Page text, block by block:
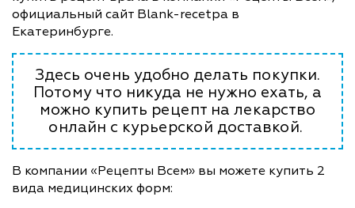
официальный сайт Blank-recetpa в
Екатеринбурге.
Здесь очень удобно делать покупки.
Потому что никуда не нужно ехать, а
можно купить рецепт на лекарство
онлайн с курьерской доставкой.
В компании «Рецепты Всем» вы можете купить 2
вида медицинских форм: